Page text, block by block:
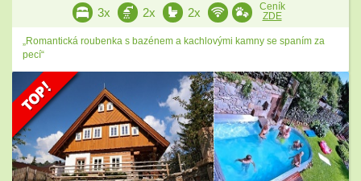
3x 2x 2x
Ceník
ZDE
„Romantická roubenka s bazénem a kachlovými kamny se spaním za
pecí“